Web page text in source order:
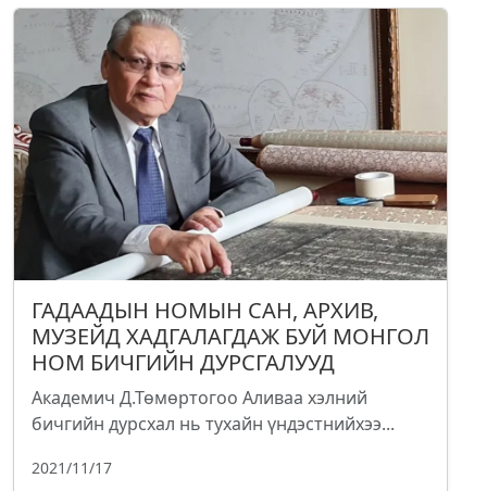
ГАДААДЫН НОМЫН САН, АРХИВ,
МУЗЕЙД ХАДГАЛАГДАЖ БУЙ МОНГОЛ
НОМ БИЧГИЙН ДУРСГАЛУУД
Академич Д.Төмөртогоо Аливаа хэлний
бичгийн дурсхал нь тухайн үндэстнийхээ...
2021/11/17